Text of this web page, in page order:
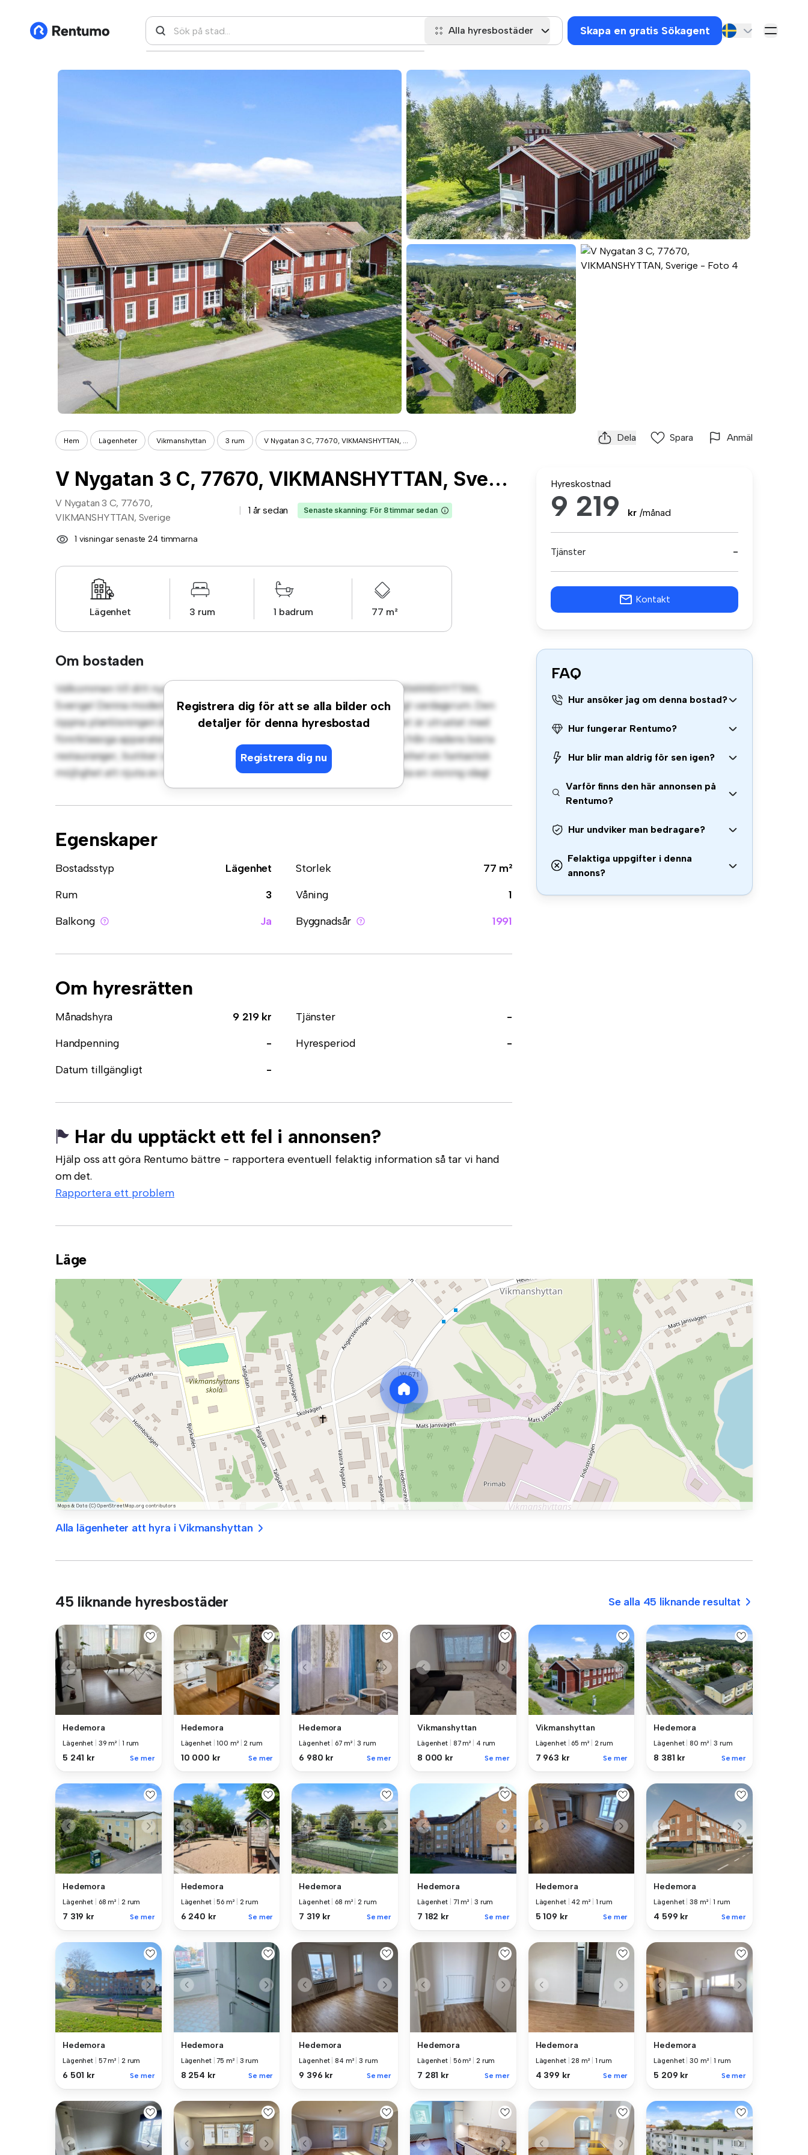
Alla hyresbostäder Skapa en gratis Sökagent
Hem Lägenheter Vikmanshyttan 3 rum V Nygatan 3 C, 77670, VIKMANSHYTTAN, ... Dela Spara Anmäl
V Nygatan 3 C, 77670, VIKMANSHYTTAN, Sverige
V Nygatan 3 C, 77670,
VIKMANSHYTTAN, Sverige
1 år sedan Senaste skanning: För 8 timmar sedan
1 visningar senaste 24 timmarna
Lägenhet 3 rum 1 badrum 77 m²
Om bostaden
Registrera dig för att se alla bilder och
detaljer för denna hyresbostad
Registrera dig nu
Välkommen till ditt nya urbana tillflyktsort på V Nygatan 3 C, 77670, VIKMANSHYTTAN,
Sverige! Denna moderna 3-rumslägenhet erbjuder ett elegant och mysigt vardagsrum. Den
öppna planlösningen är perfekt för underhållning, och det eleganta köket är utrustat med
förstklassiga apparater. Med sitt utmärkta läge ligger du bara några steg från stadens bästa
restauranger, butiker och nöjesställen. Prisvärt till 9 219 kr är denna lägenhet en fantastisk
möjlighet att njuta av stadslivet när det är som bäst. Missa inte det – boka en visning idag!
Egenskaper
Bostadsstyp Lägenhet Storlek
77 m²
Rum
3 Våning
1
Balkong
Ja Byggnadsår 1991
Om hyresrätten
Månadshyra 9 219 kr Tjänster
-
Handpenning
- Hyresperiod
-
Datum tillgängligt
-
Har du upptäckt ett fel i annonsen?
Hjälp oss att göra Rentumo bättre - rapportera eventuell felaktig information så tar vi hand
om det.
Rapportera ett problem
Hyreskostnad
9 219 kr /månad
Tjänster -
Kontakt
FAQ
Hur ansöker jag om denna bostad?
Hur fungerar Rentumo?
Hur blir man aldrig för sen igen?
Varför finns den här annonsen på
Rentumo?
Hur undviker man bedragare?
Felaktiga uppgifter i denna
annons?
Läge
Alla lägenheter att hyra i Vikmanshyttan
45 liknande hyresbostäder Se alla 45 liknande resultat
Hedemora
Lägenhet 39 m² 1 rum
5 241 kr Se mer
Hedemora
Lägenhet |100 m² |2 rum
10 000 kr Se mer
Hedemora
Lägenhet 67 m² |3 rum
6 980 kr Se mer
Vikmanshyttan
Lägenhet 87 m² 4 rum
8 000 kr Se mer
Vikmanshyttan
Lägenhet 65 m² 2 rum
7 963 kr Se mer
Hedemora
Lägenhet |80 m² |3 rum
8 381 kr Se mer
Hedemora
Lägenhet 68 m² 2 rum
7 319 kr Se mer
Hedemora
Lägenhet |56 m² 2 rum
6 240 kr Se mer
Hedemora
Lägenhet 68 m² |2 rum
7 319 kr Se mer
Hedemora
Lägenhet 71 m² 3 rum
7 182 kr Se mer
Hedemora
Lägenhet 42 m² 1 rum
5 109 kr Se mer
Hedemora
Lägenhet |38 m² |1 rum
4 599 kr Se mer
Hedemora
Lägenhet 57 m² 2 rum
6 501 kr Se mer
Hedemora
Lägenhet |75 m² 3 rum
8 254 kr Se mer
Hedemora
Lägenhet |84 m² |3 rum
9 396 kr Se mer
Hedemora
Lägenhet 56 m² 2 rum
7 281 kr Se mer
Hedemora
Lägenhet |28 m² 1 rum
4 399 kr Se mer
Hedemora
Lägenhet |30 m² |1 rum
5 209 kr Se mer